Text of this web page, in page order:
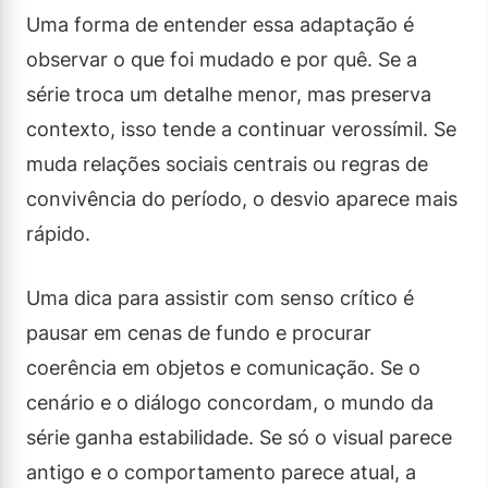
Uma forma de entender essa adaptação é
observar o que foi mudado e por quê. Se a
série troca um detalhe menor, mas preserva
contexto, isso tende a continuar verossímil. Se
muda relações sociais centrais ou regras de
convivência do período, o desvio aparece mais
rápido.
Uma dica para assistir com senso crítico é
pausar em cenas de fundo e procurar
coerência em objetos e comunicação. Se o
cenário e o diálogo concordam, o mundo da
série ganha estabilidade. Se só o visual parece
antigo e o comportamento parece atual, a